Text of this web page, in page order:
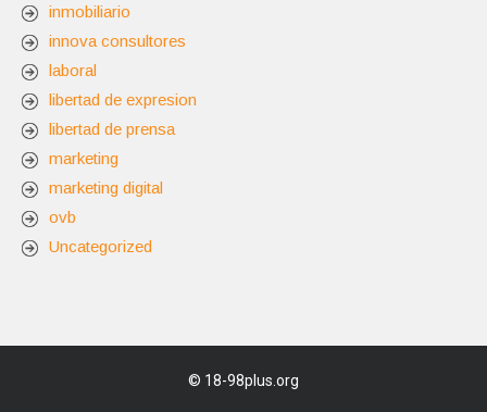
inmobiliario
innova consultores
laboral
libertad de expresion
libertad de prensa
marketing
marketing digital
ovb
Uncategorized
© 18-98plus.org